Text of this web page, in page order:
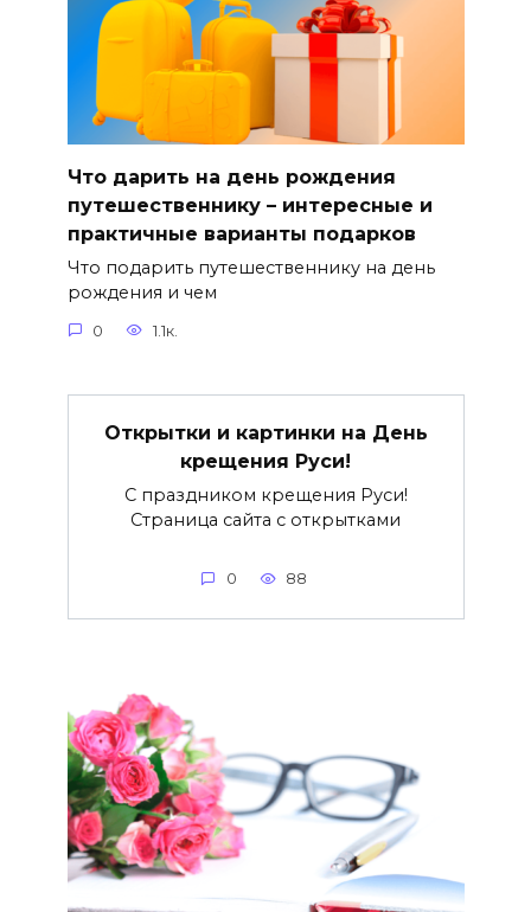
Что дарить на день рождения
путешественнику – интересные и
практичные варианты подарков
Что подарить путешественнику на день
рождения и чем
0 1.1к.
Открытки и картинки на День
крещения Руси!
С праздником крещения Руси!
Страница сайта с открытками
0 88